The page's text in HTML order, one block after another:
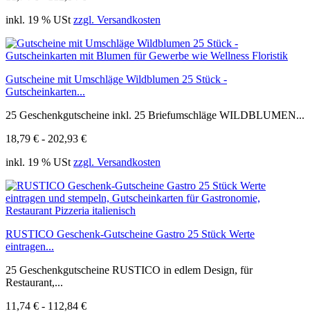
inkl. 19 % USt zzgl. Versandkosten
Gutscheine mit Umschläge Wildblumen 25 Stück -
Gutscheinkarten...
25 Geschenkgutscheine inkl. 25 Briefumschläge WILDBLUMEN...
18,79 € - 202,93 €
inkl. 19 % USt zzgl. Versandkosten
RUSTICO Geschenk-Gutscheine Gastro 25 Stück Werte
eintragen...
25 Geschenkgutscheine RUSTICO in edlem Design, für
Restaurant,...
11,74 € - 112,84 €